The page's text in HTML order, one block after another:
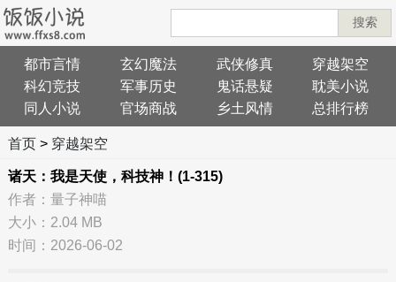
搜索
都市言情 玄幻魔法 武侠修真
穿越架空
科幻竞技
军事历史 鬼话悬疑
耽美小说
同人小说
官场商战 乡土风情 总排行榜
首页> 穿越架空
诸天：我是天使，科技神！(1-315)
作者：量子神喵
大小：2.04 MB
时间：2026-06-02